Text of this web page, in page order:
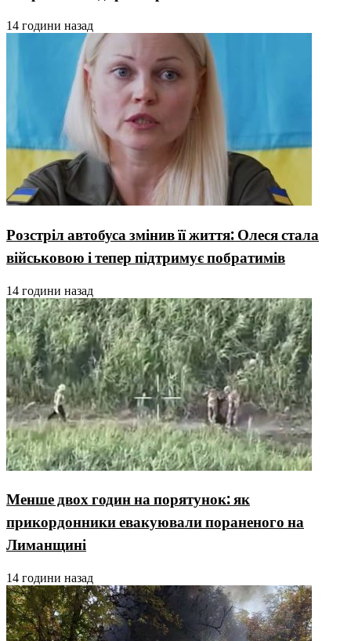
14 години назад
Розстріл автобуса змінив її життя: Олеся стала
військовою і тепер підтримує побратимів
14 години назад
Менше двох годин на порятунок: як
прикордонники евакуювали пораненого на
Лиманщині
14 години назад